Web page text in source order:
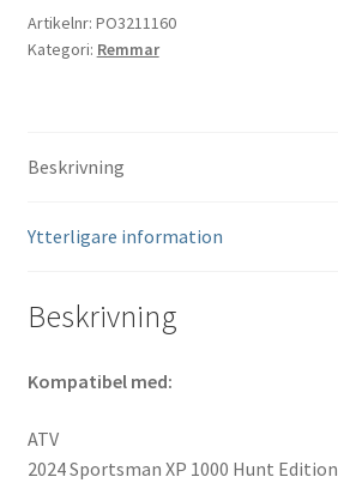
Artikelnr: PO3211160
Kategori: Remmar
Beskrivning
Ytterligare information
Beskrivning
Kompatibel med:
ATV
2024 Sportsman XP 1000 Hunt Edition